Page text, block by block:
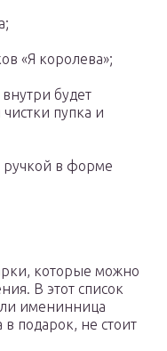
«Я королева»;
будет
чистки пупка и
ручкой в форме
которые можно
В этот список
именинница
подарок, не стоит